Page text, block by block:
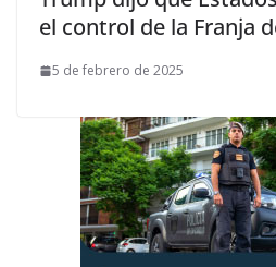
el control de la Franja
5 de febrero de 2025